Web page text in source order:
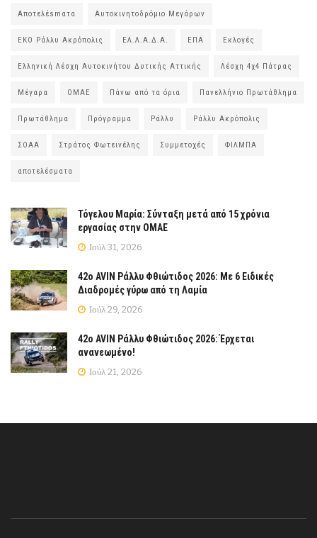
Αποτελέsmατα Αυτοκινητοδρόμιο Μεγάρων
ΕΚΟ Ράλλυ Ακρόπολις ΕΛ.Λ.Α.Δ.Α. ΕΠΑ Εκλογές
Ελληνική Λέσχη Αυτοκινήτου Δυτικής Αττικής Λέσχη 4χ4 Πάτρας
Μέγαρα ΟΜΑΕ Πάνω από τα όρια Πανελλήνιο Πρωτάθλημα
Πρωτάθλημα Πρόγραμμα Ράλλυ Ράλλυ Ακρόπολις
ΣΟΑΑ Στράτος Φωτεινέλης Συμμετοχές ΦΙΛΜΠΑ
αποτελέσματα
Τόγελου Μαρία: Σύνταξη μετά από 15 χρόνια
εργασίας στην ΟΜΑΕ
Ιούλ 31, 2026
42ο AVIN Ράλλυ Φθιώτιδος 2026: Με 6 Ειδικές
Διαδρομές γύρω από τη Λαμία
Ιούλ 29, 2026
42ο AVIN Ράλλυ Φθιώτιδος 2026: Έρχεται
ανανεωμένο!
Ιούλ 21, 2026